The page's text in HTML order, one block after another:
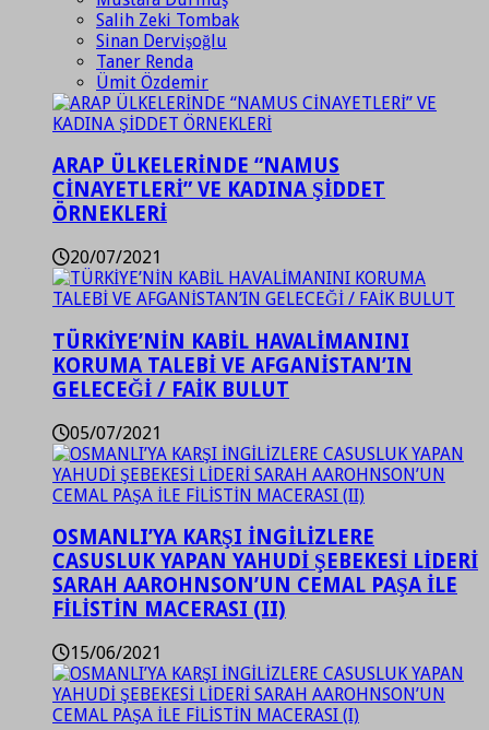
Salih Zeki Tombak
Sinan Dervişoğlu
Taner Renda
Ümit Özdemir
ARAP ÜLKELERİNDE “NAMUS
CİNAYETLERİ” VE KADINA ŞİDDET
ÖRNEKLERİ
20/07/2021
TÜRKİYE’NİN KABİL HAVALİMANINI
KORUMA TALEBİ VE AFGANİSTAN’IN
GELECEĞİ / FAİK BULUT
05/07/2021
OSMANLI’YA KARŞI İNGİLİZLERE
CASUSLUK YAPAN YAHUDİ ŞEBEKESİ LİDERİ
SARAH AAROHNSON’UN CEMAL PAŞA İLE
FİLİSTİN MACERASI (II)
15/06/2021